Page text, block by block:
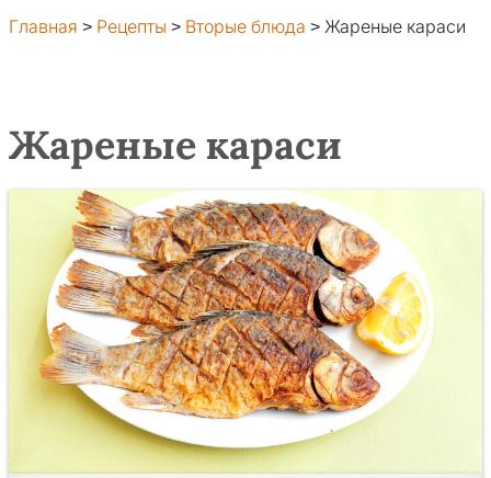
Главная > Рецепты > Вторые блюда > Жареные караси
Жареные караси